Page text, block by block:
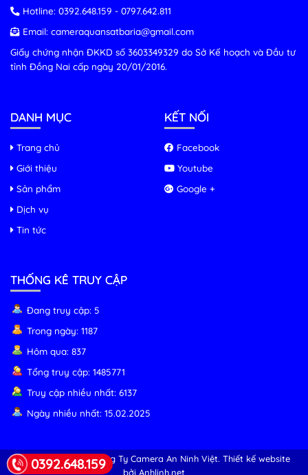
Hotline: 0392.648.159 - 0797.642.811
Email: cameraquansatbaria@gmail.com
Giấy chứng nhận ĐKKD số 3603349329 do Sở Kế hoạch và Đầu tư
tỉnh Đồng Nai cấp ngày 20/01/2016.
0392.648.159
DANH MỤC
Trang chủ
Giới thiệu
Sản phẩm
Dịch vụ
Tin tức
KẾT NỐI
Facebook
Youtube
Google +
THỐNG KÊ TRUY CẬP
Đang truy cập: 5
Trong ngày: 1187
Hôm qua: 837
Tổng truy cập: 1485771
Truy cập nhiều nhất: 6137
Ngày nhiều nhất: 15.02.2025
© Copyright 2026 Công Ty Camera An Ninh Việt. Thiết kế website
bởi Anhlinh.net